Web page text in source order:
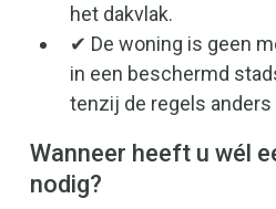
het dakvlak.
✔ De woning is geen
in een beschermd
tenzij de regels anders
Wanneer heeft u wél
nodig?